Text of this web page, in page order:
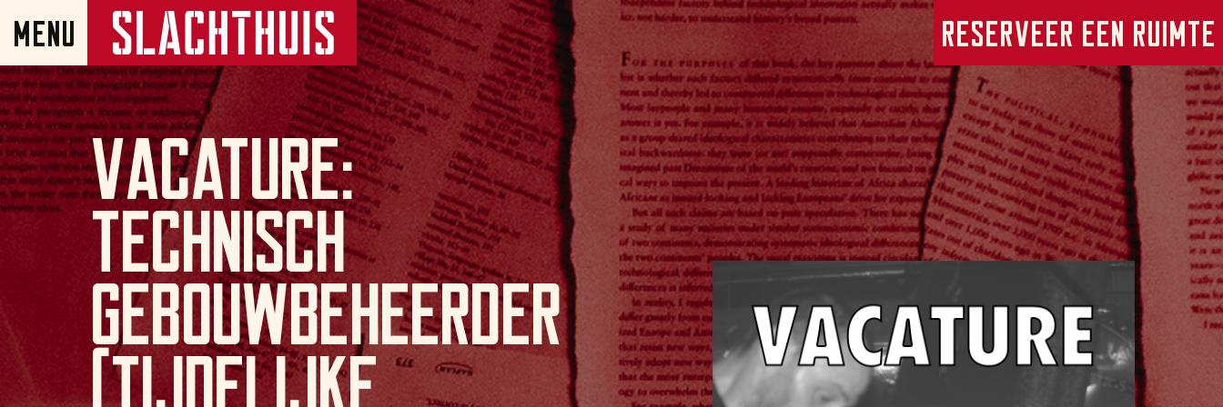
Reserveer een ruimte
Vacature:
Technisch
Gebouwbeheerder
(tijdelijke